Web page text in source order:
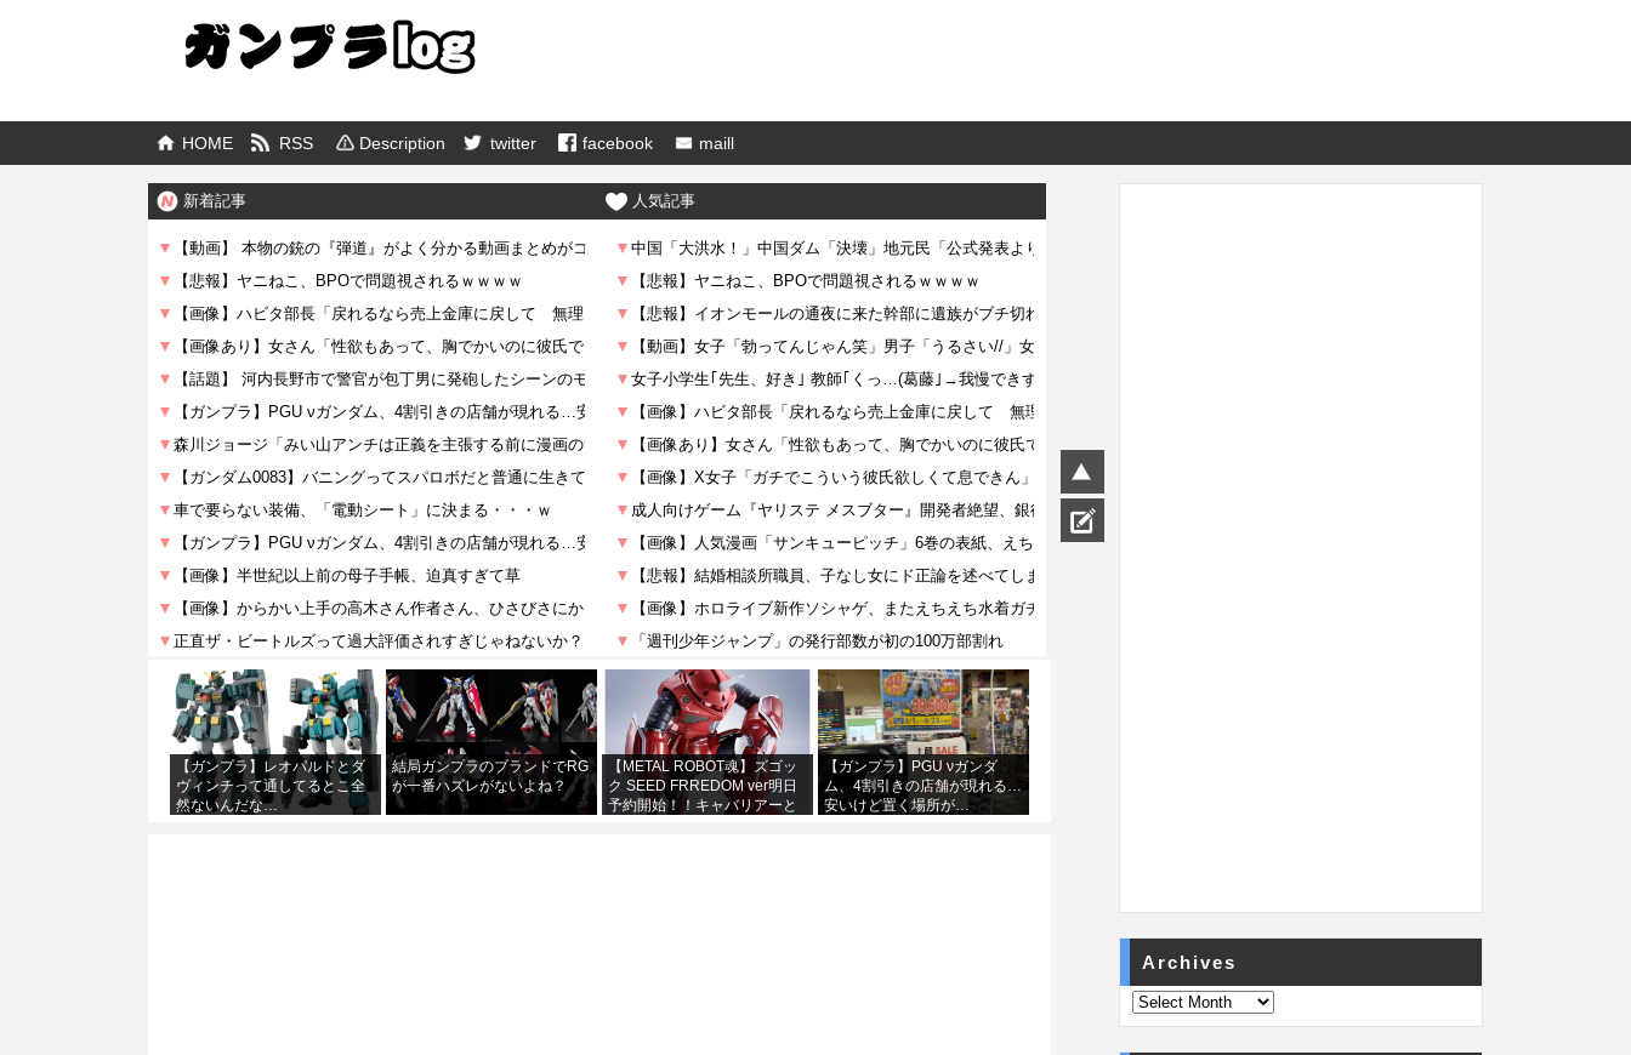
HOME RSS Description twitter facebook maill
新着記事 人気記事
【ガンプラ】レオパルドとダ
ヴィンチって通してるとこ全
然ないんだな…
結局ガンプラのブランドでRG
が一番ハズレがないよね？
【METAL ROBOT魂】ズゴッ
ク SEED FRREDOM ver明日
予約開始！！キャバリアーと
【ガンプラ】PGU νガンダ
ム、4割引きの店舗が現れる…
安いけど置く場所が…
Archives